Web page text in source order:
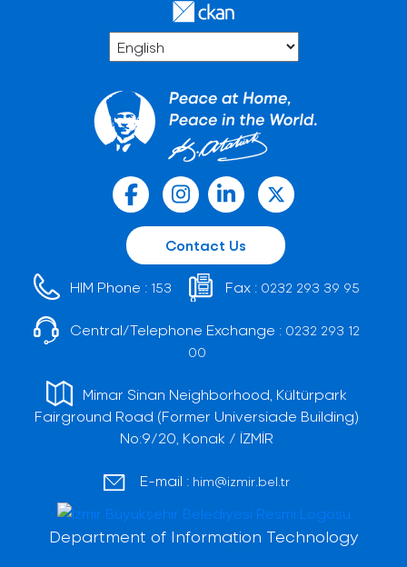
Contact Us
HIM Phone : 153 Fax : 0232 293 39 95
Central/Telephone Exchange : 0232 293 12
00
Mimar Sinan Neighborhood, Kültürpark
Fairground Road (Former Universiade Building)
No:9/20, Konak / İZMİR
E-mail : him@izmir.bel.tr
Department of Information Technology